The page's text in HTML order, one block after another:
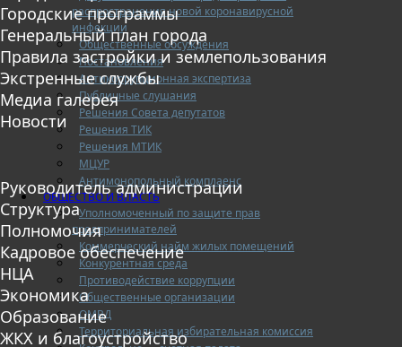
распространения новой коронавирусной
инфекции
Общественные обсуждения
Постановления
Антикоррупционная экспертиза
Публичные слушания
Решения Совета депутатов
Решения ТИК
Решения МТИК
МЦУР
Антимонопольный комплаенс
ОБЩЕСТВО И ВЛАСТЬ
Уполномоченный по защите прав
предпринимателей
Коммерческий найм жилых помещений
Конкурентная среда
Противодействие коррупции
Общественные организации
ОМВД
Территориальная избирательная комиссия
Городские программы
Генеральный план города
Правила застройки и землепользования
Экстренные службы
Медиа галерея
Новости
Руководитель администрации
Структура
Полномочия
Кадровое обеспечение
НЦА
Экономика
Образование
ЖКХ и благоустройство